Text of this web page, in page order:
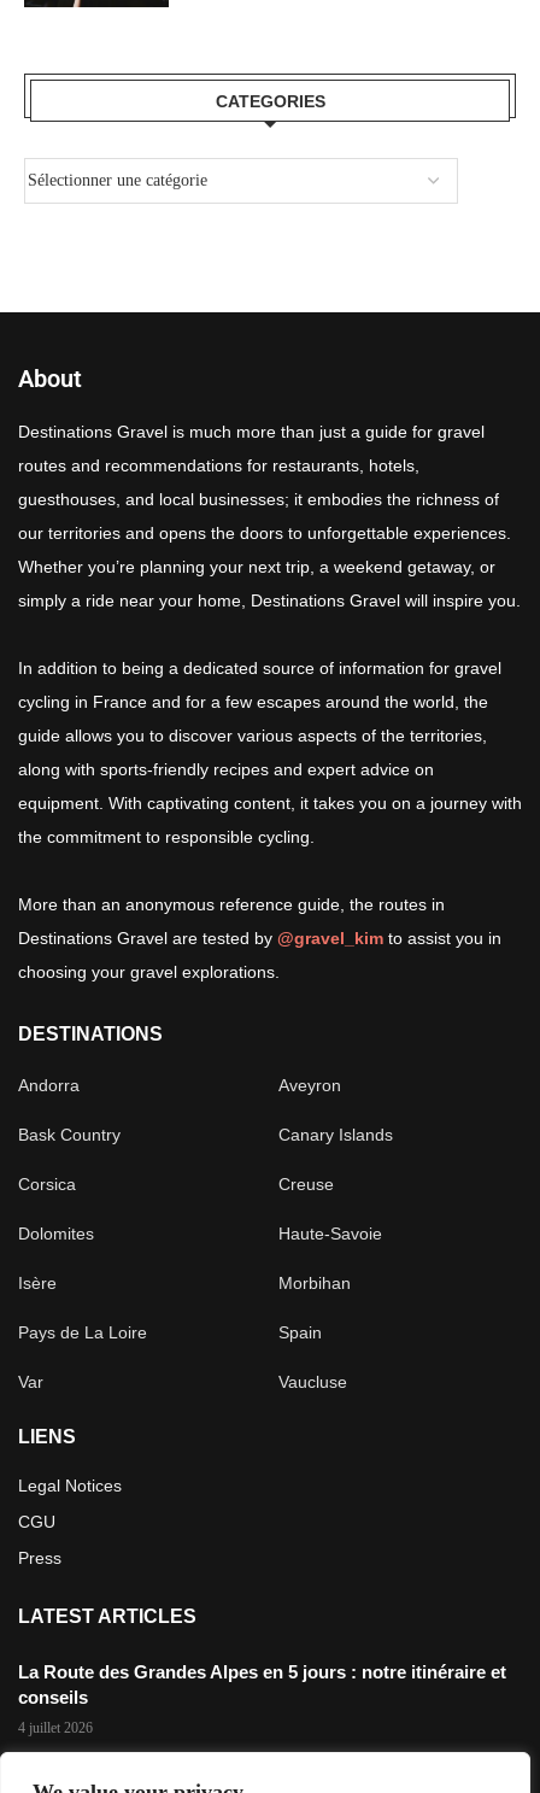
CATEGORIES
About
Destinations Gravel is much more than just a guide for gravel
routes and recommendations for restaurants, hotels,
guesthouses, and local businesses; it embodies the richness of
our territories and opens the doors to unforgettable experiences.
Whether you’re planning your next trip, a weekend getaway, or
simply a ride near your home, Destinations Gravel will inspire you.
In addition to being a dedicated source of information for gravel
cycling in France and for a few escapes around the world, the
guide allows you to discover various aspects of the territories,
along with sports-friendly recipes and expert advice on
equipment. With captivating content, it takes you on a journey with
the commitment to responsible cycling.
More than an anonymous reference guide, the routes in
Destinations Gravel are tested by @gravel_kim to assist you in
choosing your gravel explorations.
DESTINATIONS
Andorra Aveyron
Bask Country Canary Islands
Corsica Creuse
Dolomites Haute-Savoie
Isère Morbihan
Pays de La Loire Spain
Var Vaucluse
LIENS
Legal Notices
CGU
Press
LATEST ARTICLES
La Route des Grandes Alpes en 5 jours : notre itinéraire et
conseils
4 juillet 2026
Défi 3200m: Rouler jusqu’au point le plus haut de France en